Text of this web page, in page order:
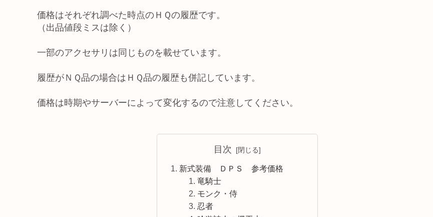
価格はそれぞれ調べた時点のＨＱの履歴です。
（出品値段ミスは除く）
一部のアクセサリは同じものを載せています。
履歴がＮＱ品の場合はＨＱ品の履歴も併記しています。
価格は時期やサーバーによって変化するので注意してください。
目次
新式装備 ＤＰＳ 参考価格
竜騎士
モンク・侍
忍者